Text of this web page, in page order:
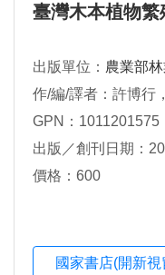
臺灣木本植物
出版單位： 農業部
作/編/譯者：許博行
GPN：1011201575
出版／創刊日期：
價格：600
國家書店(開新視